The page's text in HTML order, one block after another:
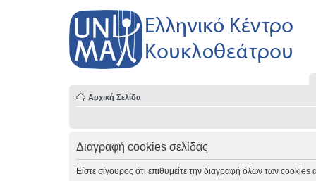
Αρχική Σελίδα
Διαγραφή cookies σελίδας
Είστε σίγουρος ότι επιθυμείτε την διαγραφή όλων των cookies